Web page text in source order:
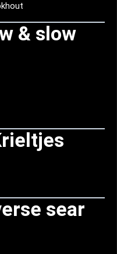
& slow
sear